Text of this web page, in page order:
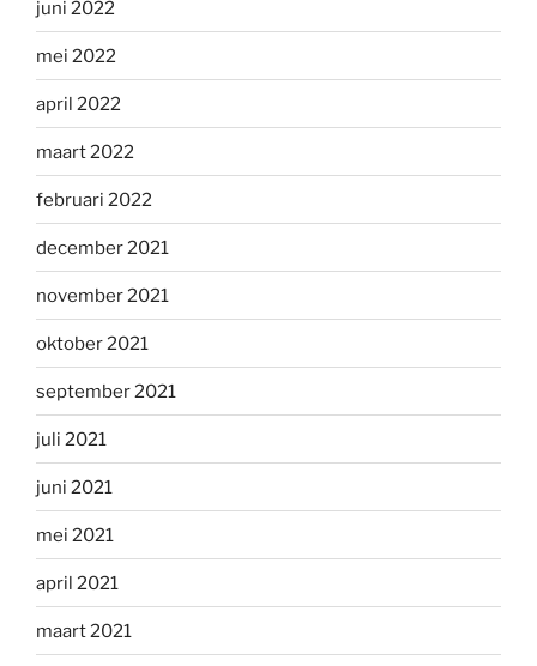
juni 2022
mei 2022
april 2022
maart 2022
februari 2022
december 2021
november 2021
oktober 2021
september 2021
juli 2021
juni 2021
mei 2021
april 2021
maart 2021